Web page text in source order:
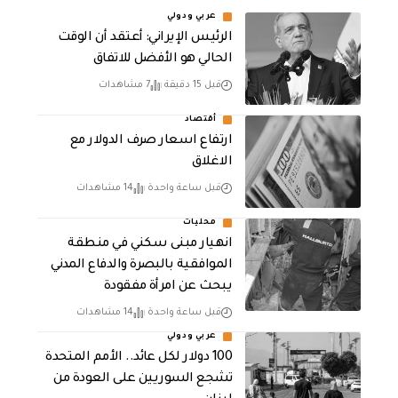
عربي ودولي
الرئيس الإيراني: أعتقد أن الوقت
الحالي هو الأفضل للاتفاق
قبل 15 دقيقة 7 مشاهدات
أقتصاد
ارتفاع اسعار صرف الدولار مع
الاغلاق
قبل ساعة واحدة 14 مشاهدات
محليات
انهيار مبنى سكني في منطقة
الموافقية بالبصرة والدفاع المدني
يبحث عن امرأة مفقودة
قبل ساعة واحدة 14 مشاهدات
عربي ودولي
100 دولار لكل عائد.. الأمم المتحدة
تشجع السوريين على العودة من